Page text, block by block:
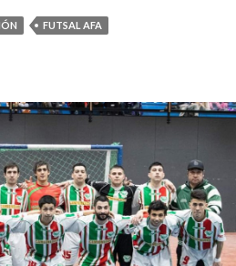
FUTSAL AFA